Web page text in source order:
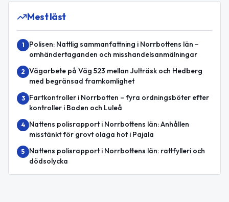
Mest läst
1
Polisen: Nattlig sammanfattning i Norrbottens län –
omhändertaganden och misshandelsanmälningar
2 Vägarbete på Väg 523 mellan Julträsk och Hedberg
med begränsad framkomlighet
3
Fartkontroller i Norrbotten – fyra ordningsböter efter
kontroller i Boden och Luleå
4
Nattens polisrapport i Norrbottens län: Anhållen
misstänkt för grovt olaga hot i Pajala
5
Nattens polisrapport i Norrbottens län: rattfylleri och
dödsolycka